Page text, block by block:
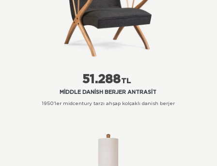
51.288TL
MIDDLE DANISH BERJER ANTRASIT
1950'ler midcentury tarzı ahşap kolçaklı danish berjer